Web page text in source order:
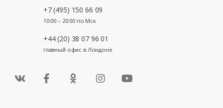
+7 (495) 150 66 09
10:00 – 20:00 по Мск
+44 (20) 38 07 96 01
главный офис в Лондоне